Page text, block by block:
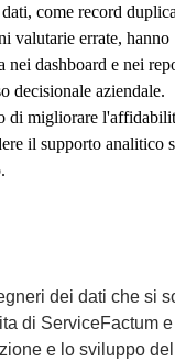
come record
valutarie errate, hanno
nei dashboard e nei
decisionale aziendale.
di migliorare
il supporto analitico
dei dati che si
di ServiceFactum
e lo sviluppo